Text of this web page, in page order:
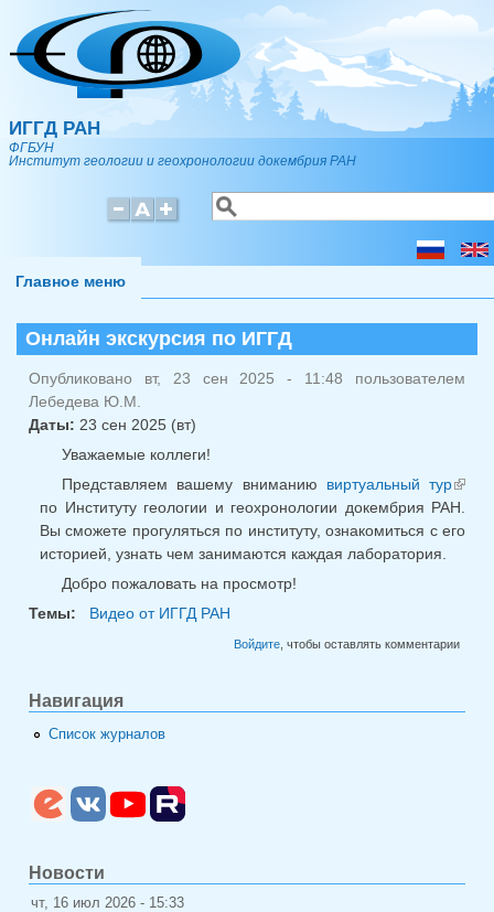
Перейти к основному содержанию
ИГГД РАН
ФГБУН
Институт геологии и геохронологии докембрия РАН
Форма поиска
Поиск
Главное меню
Онлайн экскурсия по ИГГД
Опубликовано вт, 23 сен 2025 - 11:48 пользователем
Лебедева Ю.М.
Даты: 23 сен 2025 (вт)
Уважаемые коллеги!
Представляем вашему вниманию виртуальный тур
по Институту геологии и геохронологии докембрия РАН.
Вы сможете прогуляться по институту, ознакомиться с его
историей, узнать чем занимаются каждая лаборатория.
Добро пожаловать на просмотр!
Темы:
Видео от ИГГД РАН
Войдите, чтобы оставлять комментарии
Навигация
Список журналов
Новости
чт, 16 июл 2026 - 15:33